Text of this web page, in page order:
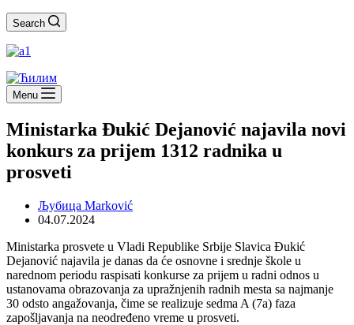
Search
Menu
Ministarka Đukić Dejanović najavila novi
konkurs za prijem 1312 radnika u
prosveti
Љубица Marković
04.07.2024
Ministarka prosvete u Vladi Republike Srbije Slavica Đukić
Dejanović najavila je danas da će osnovne i srednje škole u
narednom periodu raspisati konkurse za prijem u radni odnos u
ustanovama obrazovanja za upražnjenih radnih mesta sa najmanje
30 odsto angažovanja, čime se realizuje sedma A (7a) faza
zapošljavanja na neodređeno vreme u prosveti.